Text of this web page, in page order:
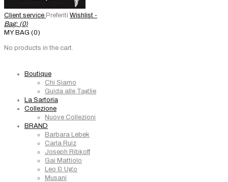
Client service Preferiti Wishlist -
Bag: (0)
MY BAG (0)
No products in the cart.
Boutique
Chi Siamo
Guida alle Taglie
La Sartoria
Collezione
Nuove Collezioni
BRAND
Barbara Lebek
Carla Ruiz
Joseph Ribkoff
Gai Mattiolo
Leo & Ugo
Musani